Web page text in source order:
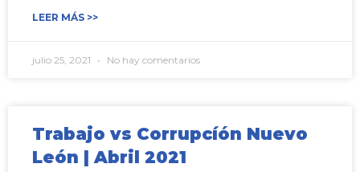
LEER MÁS >>
julio 25, 2021 No hay comentarios
Trabajo vs Corrupcíón Nuevo
León | Abril 2021